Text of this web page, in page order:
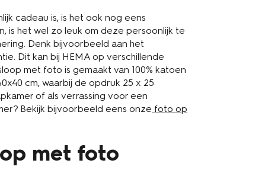
cadeau is, is het ook nog eens
is het wel zo leuk om deze persoonlijk te
Denk bijvoorbeeld aan het
Dit kan bij HEMA op verschillende
met foto is gemaakt van 100% katoen
cm, waarbij de opdruk 25 x 25
of als verrassing voor een
Bekijk bijvoorbeeld eens onze foto op
met foto